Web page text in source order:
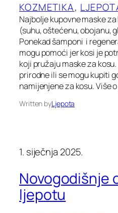
KOZMETIKA,
Najbolje kupovne maske
(suhu, oštećenu, obojanu,
Ponekad šamponi i
mogu pomoći jer kosi je
koji pružaju maske za
prirodne ili se mogu kupiti
namijenjene za kosu. Više
Written byLjepota
1. siječnja 2025.
Novogodišnje
ljepotu